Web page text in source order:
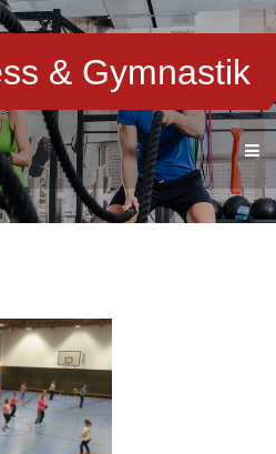
& Gymnastik